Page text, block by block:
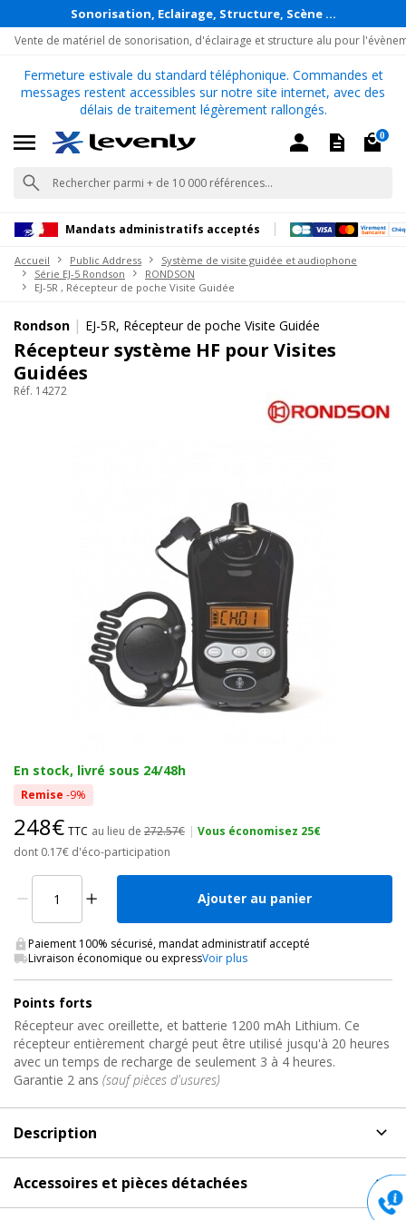
Sonorisation, Eclairage, Structure, Scène ...
Vente de matériel de sonorisation, d'éclairage et structure alu pour
Fermeture estivale du standard téléphonique. Commandes et
messages restent accessibles sur notre site internet, avec des
délais de traitement légèrement rallongés.
0
Mandats administratifs acceptés
Accueil Public Address
Système de visite guidée et audiophone
Série EJ-5 Rondson
RONDSON
EJ-5R , Récepteur de poche Visite Guidée
Rondson | EJ-5R, Récepteur de poche Visite Guidée
Récepteur système HF pour Visites
Guidées
Réf. 14272
En stock, livré sous 24/48h
Remise -9%
248€ TTC au lieu de 272.57€ | Vous économisez 25€
dont 0.17€ d'éco-participation
Ajouter au panier
Paiement 100% sécurisé, mandat administratif accepté
Livraison économique ou expressVoir plus
Points forts
Récepteur avec oreillette, et batterie 1200 mAh Lithium. Ce
récepteur entièrement chargé peut être utilisé jusqu'à 20 heures
avec un temps de recharge de seulement 3 à 4 heures.
Garantie 2 ans (sauf pièces d'usures)
Description
Rondson
Accessoires et pièces détachées